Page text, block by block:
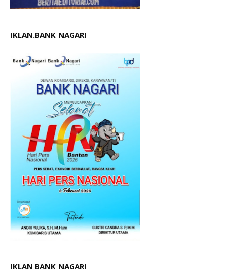
IKLAN.BANK NAGARI
IKLAN BANK NAGARI